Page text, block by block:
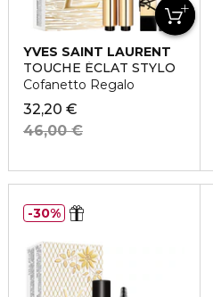
YVES SAINT LAURENT
TOUCHE ÉCLAT STYLO
Cofanetto Regalo
32,20 €
46,00 €
30%